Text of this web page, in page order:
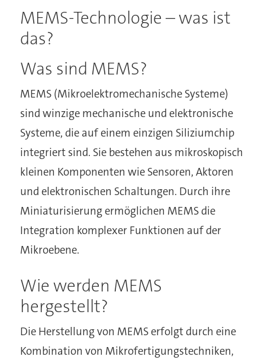
MEMS-Technologie – was ist
das?
Was sind MEMS?
MEMS (Mikroelektromechanische Systeme)
sind winzige mechanische und elektronische
Systeme, die auf einem einzigen Siliziumchip
integriert sind. Sie bestehen aus mikroskopisch
kleinen Komponenten wie Sensoren, Aktoren
und elektronischen Schaltungen. Durch ihre
Miniaturisierung ermöglichen MEMS die
Integration komplexer Funktionen auf der
Mikroebene.
Wie werden MEMS
hergestellt?
Die Herstellung von MEMS erfolgt durch eine
Kombination von Mikrofertigungstechniken,